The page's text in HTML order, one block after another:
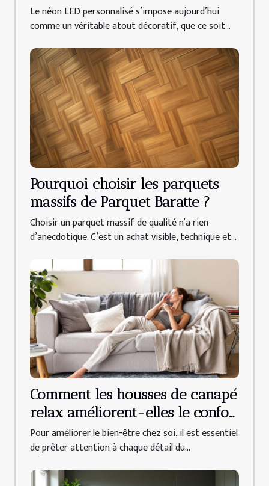
Le néon LED personnalisé s’impose aujourd’hui
comme un véritable atout décoratif, que ce soit...
Pourquoi choisir les parquets
massifs de Parquet Baratte ?
Choisir un parquet massif de qualité n’a rien
d’anecdotique. C’est un achat visible, technique et...
Comment les housses de canapé
relax améliorent-elles le confort
quotidien ?
Pour améliorer le bien-être chez soi, il est essentiel
de prêter attention à chaque détail du...